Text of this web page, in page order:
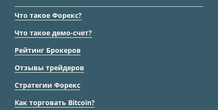
Что такое Форекс?
Что такое демо-счет?
Рейтинг Брокеров
Отзывы трейдеров
Стратегии Форекс
Как торговать Bitcoin?